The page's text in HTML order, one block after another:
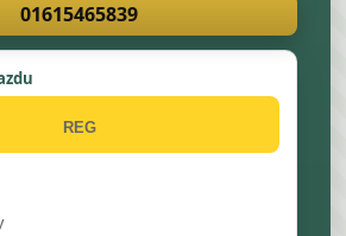
01615465839